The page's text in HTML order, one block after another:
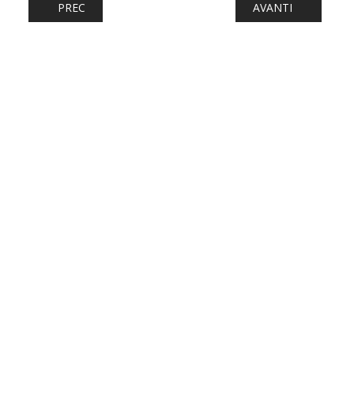
ARTICOLO PRECEDENTE: FERROVIE: LE ALN 663
PREC ARTICOLO
AVANTI